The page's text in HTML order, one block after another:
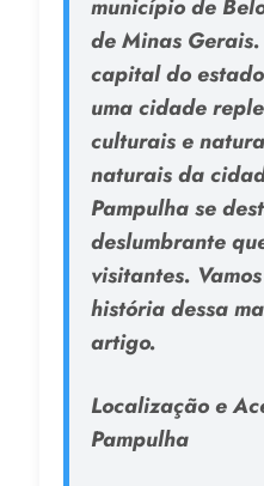
município de
de Minas
capital do
uma cidade
culturais e
naturais da
Pampulha se
deslumbrante
visitantes.
história dessa
artigo.
Localização e
Pampulha